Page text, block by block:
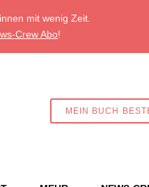
mit wenig Zeit.
Crew Abo!
MEIN BUCH